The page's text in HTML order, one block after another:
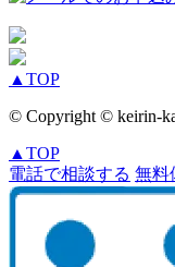
▲ TOP
© Copyright © keirin-
▲ TOP
電話で相談する 無料